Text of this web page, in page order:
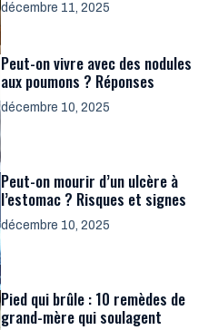
décembre 11, 2025
Peut-on vivre avec des nodules
aux poumons ? Réponses
décembre 10, 2025
Peut-on mourir d’un ulcère à
l’estomac ? Risques et signes
décembre 10, 2025
Pied qui brûle : 10 remèdes de
grand-mère qui soulagent